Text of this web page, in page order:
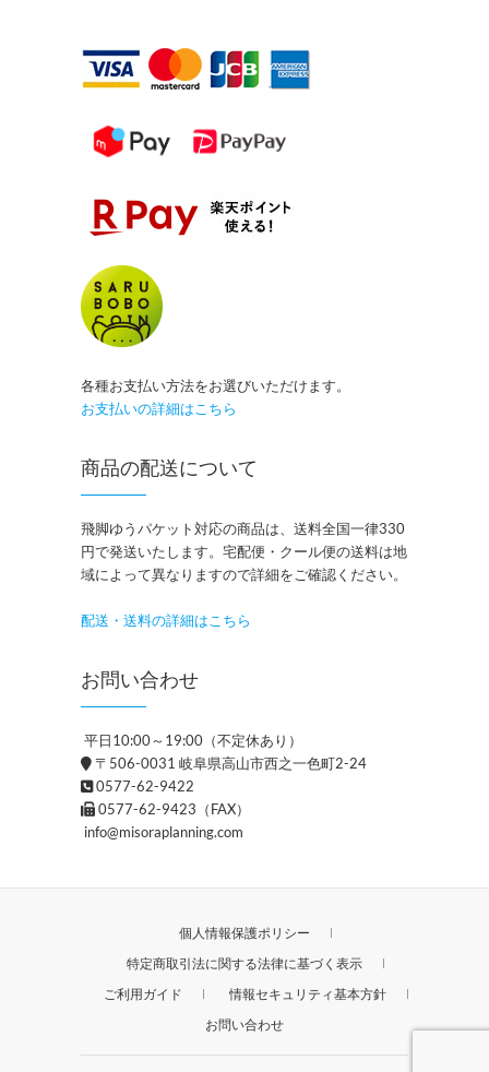
各種お支払い方法をお選びいただけます。
お支払いの詳細はこちら
商品の配送について
飛脚ゆうパケット対応の商品は、送料全国一律330
円で発送いたします。宅配便・クール便の送料は地
域によって異なりますので詳細をご確認ください。
配送・送料の詳細はこちら
お問い合わせ
平日10:00～19:00（不定休あり）
〒506-0031 岐阜県高山市西之一色町2-24
0577-62-9422
0577-62-9423（FAX）
info@misoraplanning.com
個人情報保護ポリシー
特定商取引法に関する法律に基づく表示
ご利用ガイド
情報セキュリティ基本方針
お問い合わせ